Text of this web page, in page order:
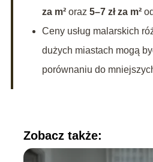
za m²oraz 5–7 zł za m²
Ceny usług malarskich
dużych miastach mogą
porównaniu do
Zobacz także: